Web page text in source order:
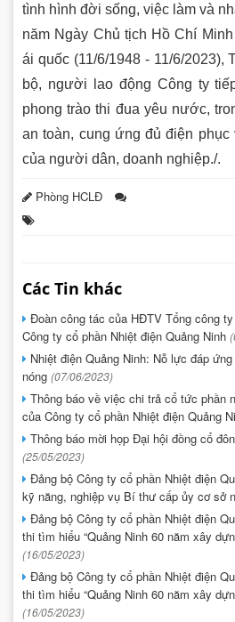
tình hình đời sống, việc làm và
năm Ngày Chủ tịch Hồ Chí
ái quốc (11/6/1948 - 11/6/2023),
bộ, người lao động Công ty
phong trào thi đua yêu nước,
an toàn, cung ứng đủ điện phục
của người dân, doanh nghiệp./.
Phòng HCLĐ
Các Tin khác
Đoàn công tác của HĐTV Tổng công
Công ty cổ phần Nhiệt điện Quảng Ninh
Nhiệt điện Quảng Ninh: Nỗ lực đáp
nóng (07/06/2023)
Thông báo về việc chi trả cổ tức phần
của Công ty cổ phần Nhiệt điện Quảng
Thông báo mời họp Đại hội đồng cổ
(25/05/2023)
Đảng bộ Công ty cổ phần Nhiệt điện
kỹ năng, nghiệp vụ Bí thư cấp ủy cơ sở
Đảng bộ Công ty cổ phần Nhiệt điện
thi tìm hiểu “Quảng Ninh 60 năm xây
(16/05/2023)
Đảng bộ Công ty cổ phần Nhiệt điện
thi tìm hiểu “Quảng Ninh 60 năm xây
(16/05/2023)